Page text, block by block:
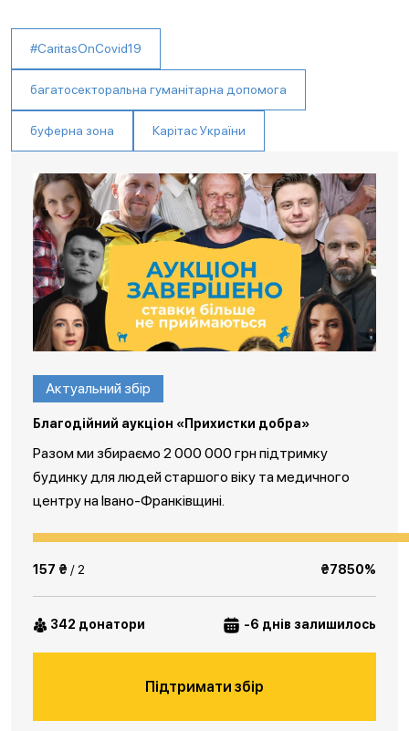
#CaritasOnCovid19
багатосекторальна гуманітарна допомога
буферна зона Карітас України
Актуальний збір
Благодійний аукціон «Прихистки добра»
Разом ми збираємо 2 000 000 грн підтримку
будинку для людей старшого віку та медичного
центру на Івано-Франківщині.
157 ₴ / 2 ₴7850%
342 донатори -6 днів залишилось
Підтримати збір